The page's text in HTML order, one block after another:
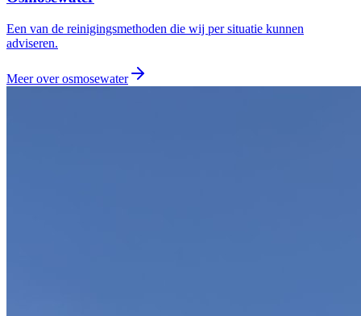
Een van de reinigingsmethoden die wij per situatie kunnen
adviseren.
Meer overosmosewater